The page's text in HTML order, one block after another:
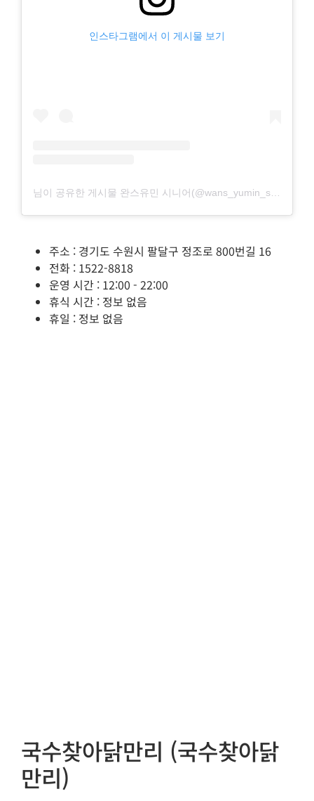
인스타그램에서 이 게시물 보기
주소 : 경기도 수원시 팔달구 정조로 800번길 16
전화 : 1522-8818
운영 시간 : 12:00 - 22:00
휴식 시간 : 정보 없음
휴일 : 정보 없음
국수찾아닭만리 (국수찾아닭
만리)